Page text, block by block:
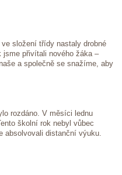
složení třídy nastaly drobné
jsme přivítali nového žáka –
a společně se snažíme, aby
rozdáno. V měsíci lednu
školní rok nebyl vůbec
absolvovali distanční výuku.